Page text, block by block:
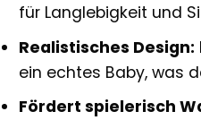
für Langlebigkeit und
Realistisches Design:
ein echtes Baby, was
Fördert spielerisch